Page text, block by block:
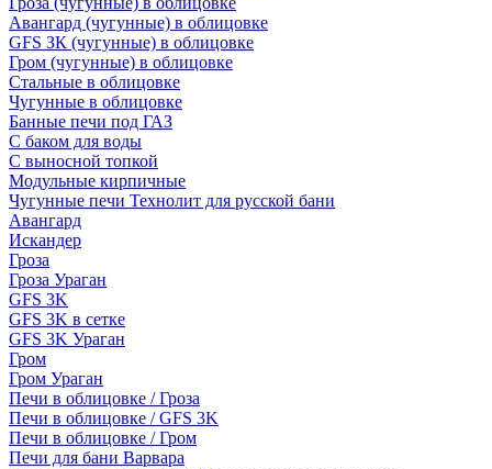
Авангард (чугунные) в облицовке
GFS ЗК (чугунные) в облицовке
Гром (чугунные) в облицовке
Стальные в облицовке
Чугунные в облицовке
Банные печи под ГАЗ
С баком для воды
С выносной топкой
Модульные кирпичные
Чугунные печи Технолит для русской бани
Авангард
Искандер
Гроза
Гроза Ураган
GFS 3K
GFS 3K в сетке
GFS 3K Ураган
Гром
Гром Ураган
Печи в облицовке / Гроза
Печи в облицовке / GFS 3K
Печи в облицовке / Гром
Печи для бани Варвара